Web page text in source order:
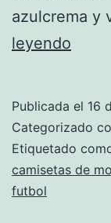
azulcrema y
leyendo
Publicada el 16
Categorizado
Etiquetado
camisetas de
futbol